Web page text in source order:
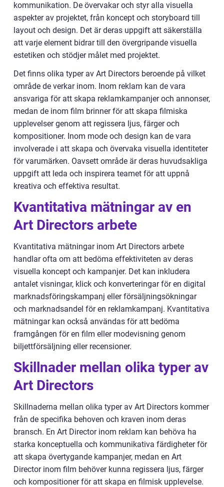
kommunikation. De övervakar och styr alla visuella
aspekter av projektet, från koncept och storyboard till
layout och design. Det är deras uppgift att säkerställa
att varje element bidrar till den övergripande visuella
estetiken och stödjer målet med projektet.
Det finns olika typer av Art Directors beroende på vilket
område de verkar inom. Inom reklam kan de vara
ansvariga för att skapa reklamkampanjer och annonser,
medan de inom film brinner för att skapa filmiska
upplevelser genom att regissera ljus, färger och
kompositioner. Inom mode och design kan de vara
involverade i att skapa och övervaka visuella identiteter
för varumärken. Oavsett område är deras huvudsakliga
uppgift att leda och inspirera teamet för att uppnå
kreativa och effektiva resultat.
Kvantitativa mätningar av en
Art Directors arbete
Kvantitativa mätningar inom Art Directors arbete
handlar ofta om att bedöma effektiviteten av deras
visuella koncept och kampanjer. Det kan inkludera
antalet visningar, klick och konverteringar för en digital
marknadsföringskampanj eller försäljningsökningar
och marknadsandel för en reklamkampanj. Kvantitativa
mätningar kan också användas för att bedöma
framgången för en film eller modevisning genom
biljettförsäljning eller recensioner.
Skillnader mellan olika typer av
Art Directors
Skillnaderna mellan olika typer av Art Directors kommer
från de specifika behoven och kraven inom deras
bransch. En Art Director inom reklam kan behöva ha
starka konceptuella och kommunikativa färdigheter för
att skapa övertygande kampanjer, medan en Art
Director inom film behöver kunna regissera ljus, färger
och kompositioner för att skapa en filmisk upplevelse.